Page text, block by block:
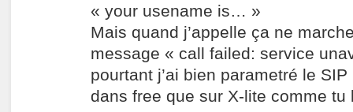
« your usename is… »
Mais quand j’appelle ça ne
message « call failed: service
pourtant j’ai bien parametré le
dans free que sur X-lite comme tu